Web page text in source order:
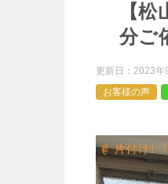
【
分ご
更新日： 2023年
お客様の声